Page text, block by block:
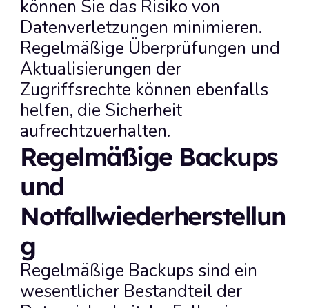
können Sie das Risiko von
Datenverletzungen minimieren.
Regelmäßige Überprüfungen und
Aktualisierungen der
Zugriffsrechte können ebenfalls
helfen, die Sicherheit
aufrechtzuerhalten.
Regelmäßige Backups
und
Notfallwiederherstellun
g
Regelmäßige Backups sind ein
wesentlicher Bestandteil der